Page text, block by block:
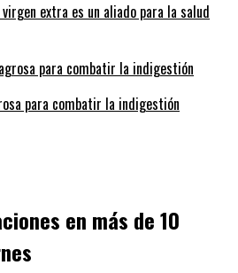
extra es un aliado para la salud
para combatir la indigestión
en más de 10